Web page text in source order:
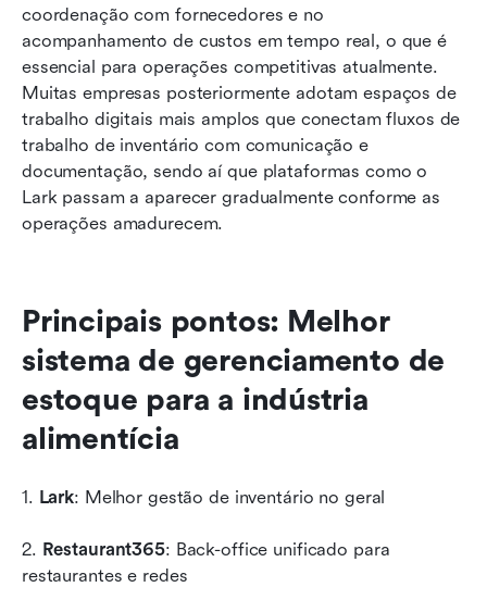
coordenação com fornecedores e no
acompanhamento de custos em tempo real, o que é
essencial para operações competitivas atualmente.
Muitas empresas posteriormente adotam espaços de
trabalho digitais mais amplos que conectam fluxos de
trabalho de inventário com comunicação e
documentação, sendo aí que plataformas como o
Lark passam a aparecer gradualmente conforme as
operações amadurecem.
Principais pontos: Melhor
sistema de gerenciamento de
estoque para a indústria
alimentícia
1. Lark: Melhor gestão de inventário no geral
2. Restaurant365: Back-office unificado para
restaurantes e redes
gerenciamento de estoque de alimentos vs
opções pagas
Erros comuns a evitar ao configurar um sistema
de gestão
Conclusão
Perguntas frequentes
Leitura relacionada